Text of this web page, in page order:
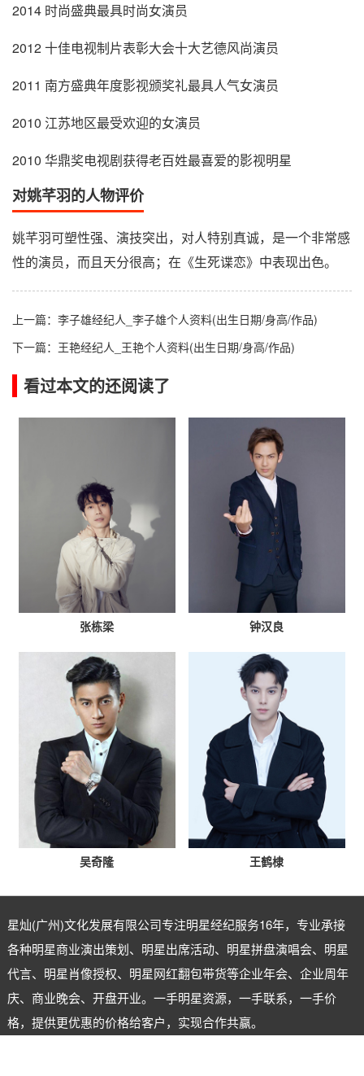
2014 时尚盛典最具时尚女演员
2012 十佳电视制片表彰大会十大艺德风尚演员
2011 南方盛典年度影视颁奖礼最具人气女演员
2010 江苏地区最受欢迎的女演员
2010 华鼎奖电视剧获得老百姓最喜爱的影视明星
对姚芊羽的人物评价
姚芊羽可塑性强、演技突出，对人特别真诚，是一个非常感
性的演员，而且天分很高；在《生死谍恋》中表现出色。
上一篇： 李子雄经纪人_李子雄个人资料(出生日期/身高/作品)
下一篇： 王艳经纪人_王艳个人资料(出生日期/身高/作品)
看过本文的还阅读了
张栋梁 钟汉良
吴奇隆 王鹤棣
星灿(广州)文化发展有限公司专注明星经纪服务16年，专业承接
各种明星商业演出策划、明星出席活动、明星拼盘演唱会、明星
代言、明星肖像授权、明星网红翻包带货等企业年会、企业周年
庆、商业晚会、开盘开业。一手明星资源，一手联系，一手价
格，提供更优惠的价格给客户，实现合作共赢。